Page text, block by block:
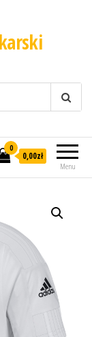
Menu
0
0,00zł